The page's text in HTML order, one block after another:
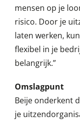
mensen op je
risico. Door je
laten werken,
flexibel in je
belangrijk.”
Omslagpunt
Beije onderkent
je